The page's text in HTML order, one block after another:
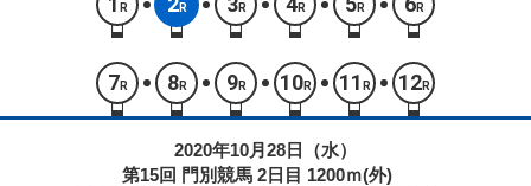
R R R R R R
7 R 8R 9R 10R 11 R 12R
2020年10月28日（水）
第15回 門別競馬 2日目 1200ｍ(外)